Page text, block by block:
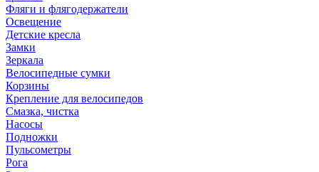
Фляги и флягодержатели
Освещение
Детские кресла
Замки
Зеркала
Велосипедные сумки
Корзины
Крепление для велосипедов
Смазка, чистка
Насосы
Подножки
Пульсометры
Рога